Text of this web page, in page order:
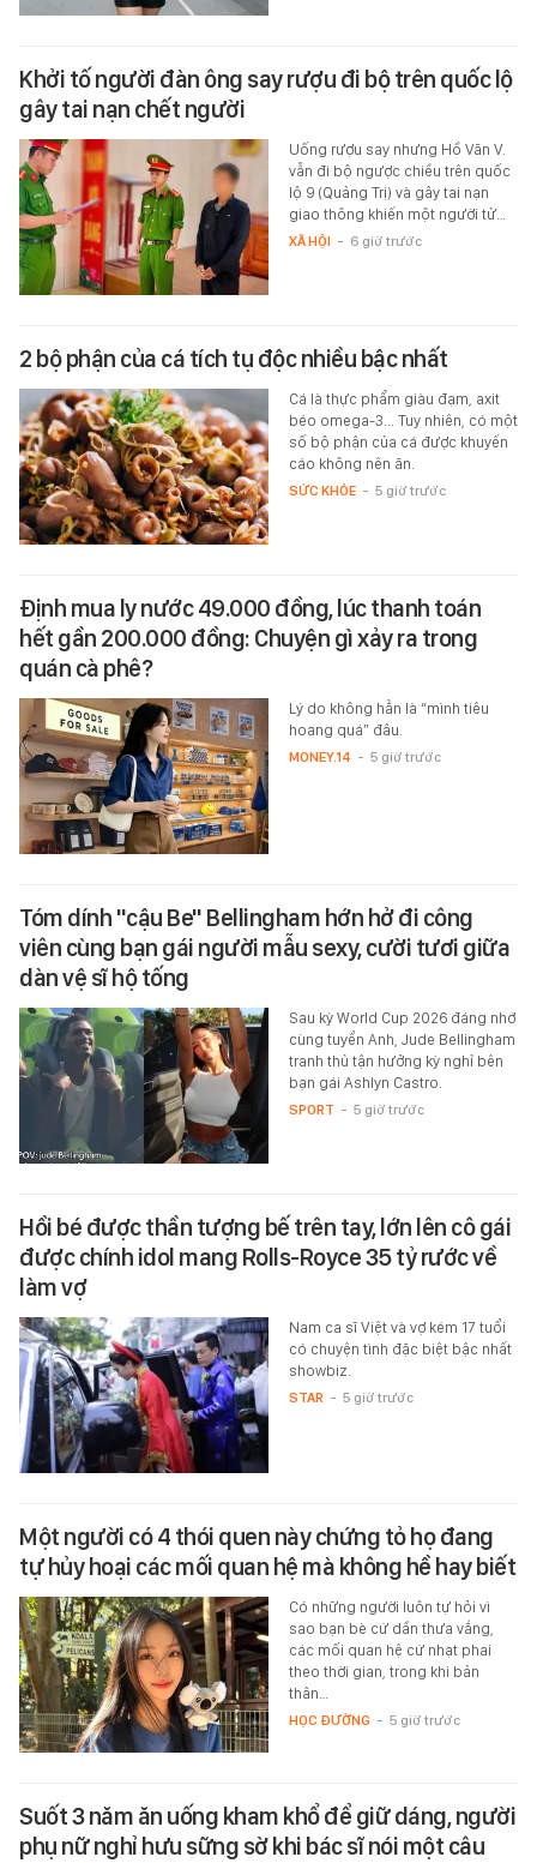
Khởi tố người đàn ông say rượu đi bộ trên quốc lộ
gây tai nạn chết người
Uống rượu say nhưng Hồ Văn V.
vẫn đi bộ ngược chiều trên quốc
lộ 9 (Quảng Trị) và gây tai nạn
giao thông khiến một người tử…
XÃ HỘI - 6 giờ trước
2 bộ phận của cá tích tụ độc nhiều bậc nhất
Cá là thực phẩm giàu đạm, axit
béo omega-3... Tuy nhiên, có một
số bộ phận của cá được khuyến
cáo không nên ăn.
SỨC KHỎE - 5 giờ trước
Định mua ly nước 49.000 đồng, lúc thanh toán
hết gần 200.000 đồng: Chuyện gì xảy ra trong
quán cà phê?
Lý do không hẳn là “mình tiêu
hoang quá” đâu.
MONEY.14 - 5 giờ trước
Tóm dính "cậu Be" Bellingham hớn hở đi công
viên cùng bạn gái người mẫu sexy, cười tươi giữa
dàn vệ sĩ hộ tống
Sau kỳ World Cup 2026 đáng nhớ
cùng tuyển Anh, Jude Bellingham
tranh thủ tận hưởng kỳ nghỉ bên
bạn gái Ashlyn Castro.
SPORT - 5 giờ trước
Hồi bé được thần tượng bế trên tay, lớn lên cô gái
được chính idol mang Rolls-Royce 35 tỷ rước về
làm vợ
Nam ca sĩ Việt và vợ kém 17 tuổi
có chuyện tình đặc biệt bậc nhất
showbiz.
STAR - 5 giờ trước
Một người có 4 thói quen này chứng tỏ họ đang
tự hủy hoại các mối quan hệ mà không hề hay biết
Có những người luôn tự hỏi vì
sao bạn bè cứ dần thưa vắng,
các mối quan hệ cứ nhạt phai
theo thời gian, trong khi bản
thân…
HỌC ĐƯỜNG - 5 giờ trước
Suốt 3 năm ăn uống kham khổ để giữ dáng, người
phụ nữ nghỉ hưu sững sờ khi bác sĩ nói một câu